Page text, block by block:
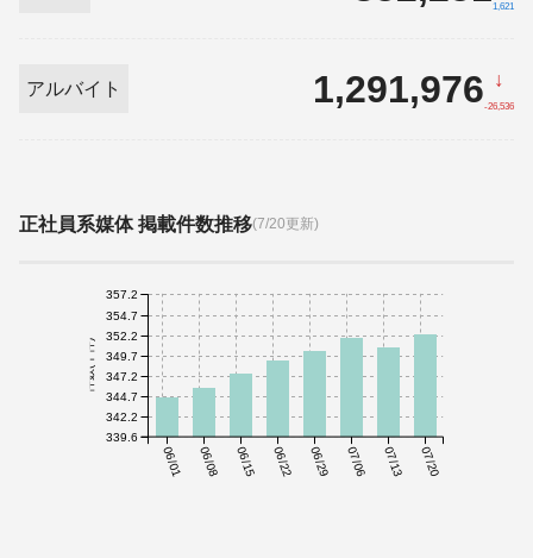
1,621
アルバイト 1,291,976 ↓
-26,536
正社員系媒体 掲載件数推移(7/20更新)
06/01 06/08 06/15 06/22 06/29 07/06 07/13 07/20
件数(千件)
339.6
342.2
344.7
347.2
349.7
352.2
354.7
357.2